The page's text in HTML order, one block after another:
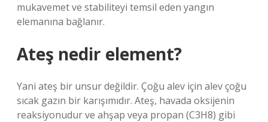
mukavemet ve stabiliteyi temsil eden yangın
elemanına bağlanır.
Ateş nedir element?
Yani ateş bir unsur değildir. Çoğu alev için alev çoğu
sıcak gazın bir karışımıdır. Ateş, havada oksijenin
reaksiyonudur ve ahşap veya propan (C3H8) gibi